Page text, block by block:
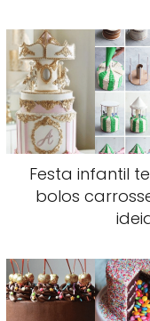
Festa infantil
bolos